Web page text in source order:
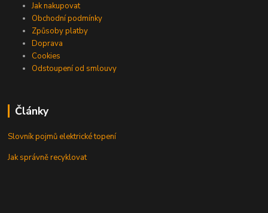
Jak nakupovat
Obchodní podmínky
Způsoby platby
Doprava
Cookies
Odstoupení od smlouvy
Články
Slovník pojmů elektrické topení
Jak správně recyklovat